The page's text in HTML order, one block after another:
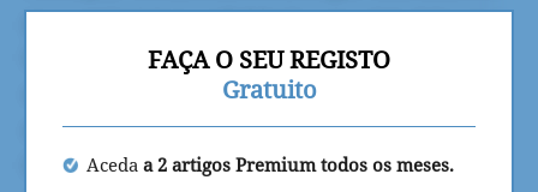
FAÇA O SEU REGISTO
Gratuito
Aceda a 2 artigos Premium todos os meses.